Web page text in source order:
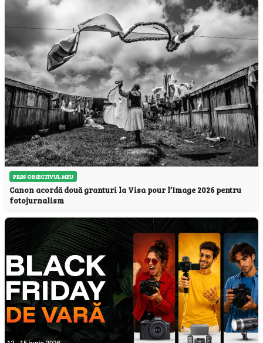
PRIN OBIECTIVUL MEU
Canon acordă două granturi la Visa pour l’Image 2026 pentru
fotojurnalism